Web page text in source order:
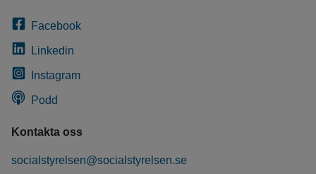
Facebook
Linkedin
Instagram
Podd
Kontakta oss
socialstyrelsen@socialstyrelsen.se